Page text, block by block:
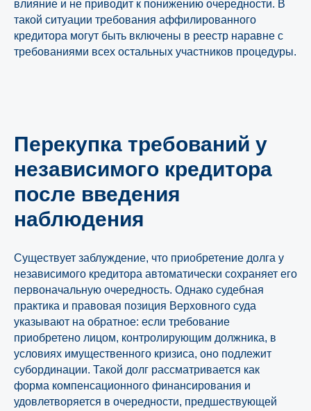
влияние и не приводит к понижению очередности. В
такой ситуации требования аффилированного
кредитора могут быть включены в реестр наравне с
требованиями всех остальных участников процедуры.
Перекупка требований у
независимого кредитора
после введения
наблюдения
Существует заблуждение, что приобретение долга у
независимого кредитора автоматически сохраняет его
первоначальную очередность. Однако судебная
практика и правовая позиция Верховного суда
указывают на обратное: если требование
приобретено лицом, контролирующим должника, в
условиях имущественного кризиса, оно подлежит
субординации. Такой долг рассматривается как
форма компенсационного финансирования и
удовлетворяется в очередности, предшествующей